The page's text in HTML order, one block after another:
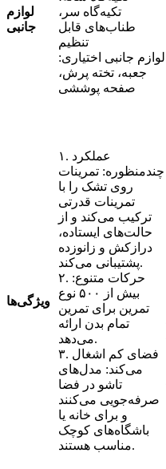
لوازم
جانبی
تکیه‌گاه سر،
طناب‌های قابل
تنظیم
لوازم جانبی اختیاری:
جعبه، تخته پرش،
صفحه پوششی
ویژگی‌ها
۱. عملکرد
چندمنظوره: تمرینات
روی تشک را با
تمرینات قدرتی
ترکیب می‌کند و از
حالت‌های ایستاده،
درازکش و زانوزده
پشتیبانی می‌کند.
۲. حرکات متنوع:
بیش از ۵۰۰ نوع
تمرین برای تمرین
تمام بدن ارائه
می‌دهد.
۳. فضای کم اشغال
می‌کند: مدل‌های
تاشو در فضا
صرفه‌جویی می‌کنند
و برای خانه یا
باشگاه‌های کوچک
مناسب هستند.